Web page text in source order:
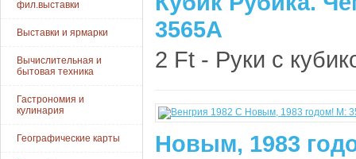
фил.выставки
Выставки и ярмарки
Вычислительная и
бытовая техника
Гастрономия и
кулинария
Географические карты
3565A
2 Ft - Руки с
Новым, 1983